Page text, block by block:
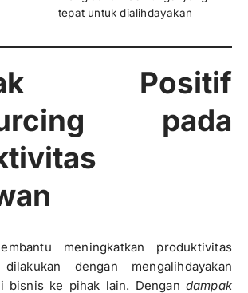
tepat untuk dialihdayakan
Positif
pada
meningkatkan produktivitas
dengan mengalihdayakan
bisnis ke pihak lain. Dengan dampak